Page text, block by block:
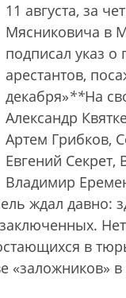
11 августа, за
Мясниковича в
подписал указ
арестантов,
декабря»**На
Александр
Артем Грибков,
Евгений Секрет,
Владимир
ждал давно:
в
«заложников» в